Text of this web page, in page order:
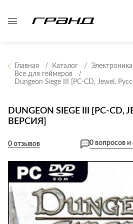
Все столы и
Журнальные
столы
столики
Обеденные
столы
Письменные
столы
Мягкая
Диваны
Пуфы и
Аксессуары
сада
Главная Каталог
Все для геймеров
Dungeon Siege III [PC-CD, Jewel,
DUNGEON SIEGE III [PC-CD,
ВЕРСИЯ]
0 отзывов 0 вопросов и